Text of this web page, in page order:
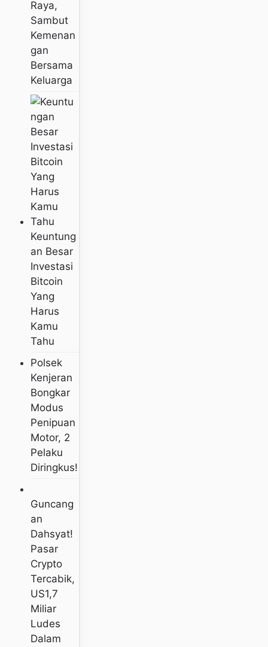
Raya,
Sambut
Kemenan
Gan
Bersama
Keluarga
Keuntung
An Besar
Investasi
Bitcoin
Yang
Harus
Kamu
Tahu
Polsek
Kenjeran
Bongkar
Modus
Penipuan
Motor, 2
Pelaku
Diringkus!
Guncang
An
Dahsyat!
Pasar
Crypto
Tercabik,
US1,7
Miliar
Ludes
Dalam